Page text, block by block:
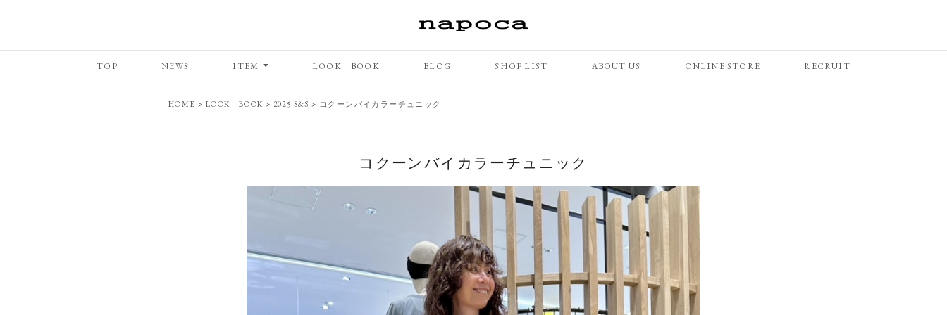
TOP NEWS ITEM LOOK BOOK BLOG SHOP LIST ABOUT US ONLINE STORE RECRUIT
HOME > LOOK BOOK > 2025 S&S > コクーンバイカラーチュニック
コクーンバイカラーチュニック